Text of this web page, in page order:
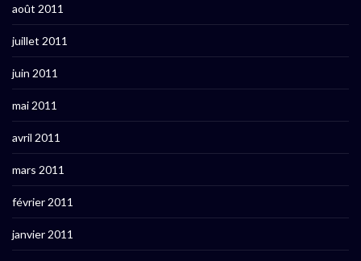
août 2011
juillet 2011
juin 2011
mai 2011
avril 2011
mars 2011
février 2011
janvier 2011